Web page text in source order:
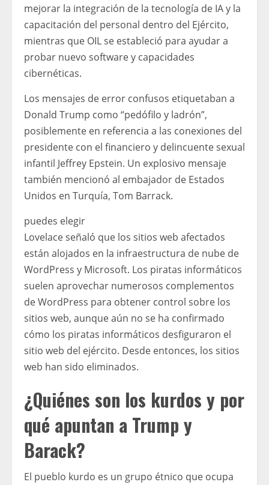
mejorar la integración de la tecnología de IA y la
capacitación del personal dentro del Ejército,
mientras que OIL se estableció para ayudar a
probar nuevo software y capacidades
cibernéticas.
Los mensajes de error confusos etiquetaban a
Donald Trump como “pedófilo y ladrón”,
posiblemente en referencia a las conexiones del
presidente con el financiero y delincuente sexual
infantil Jeffrey Epstein. Un explosivo mensaje
también mencionó al embajador de Estados
Unidos en Turquía, Tom Barrack.
puedes elegir
Lovelace señaló que los sitios web afectados
están alojados en la infraestructura de nube de
WordPress y Microsoft. Los piratas informáticos
suelen aprovechar numerosos complementos
de WordPress para obtener control sobre los
sitios web, aunque aún no se ha confirmado
cómo los piratas informáticos desfiguraron el
sitio web del ejército. Desde entonces, los sitios
web han sido eliminados.
¿Quiénes son los kurdos y por
qué apuntan a Trump y
Barack?
El pueblo kurdo es un grupo étnico que ocupa